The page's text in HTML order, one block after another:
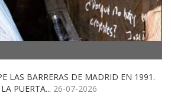
LAS BARRERAS DE MADRID EN 1991.
PUERTA... 26-07-2026